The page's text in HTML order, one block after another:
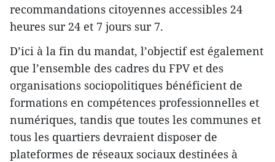
recommandations citoyennes accessibles 24
heures sur 24 et 7 jours sur 7.
D’ici à la fin du mandat, l’objectif est également
que l’ensemble des cadres du FPV et des
organisations sociopolitiques bénéficient de
formations en compétences professionnelles et
numériques, tandis que toutes les communes et
tous les quartiers devraient disposer de
plateformes de réseaux sociaux destinées à